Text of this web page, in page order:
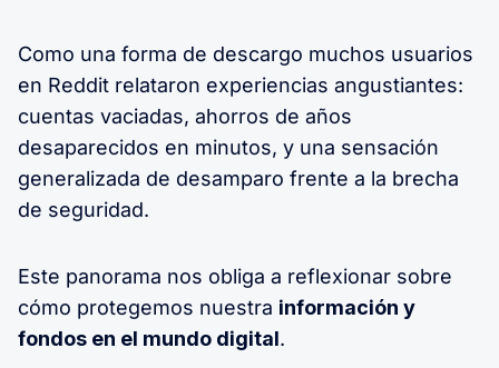
Como una forma de descargo muchos usuarios
en Reddit relataron experiencias angustiantes:
cuentas vaciadas, ahorros de años
desaparecidos en minutos, y una sensación
generalizada de desamparo frente a la brecha
de seguridad.
Este panorama nos obliga a reflexionar sobre
cómo protegemos nuestra información y
fondos en el mundo digital.